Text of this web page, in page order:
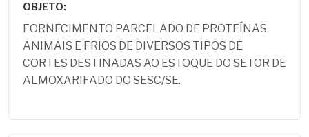
OBJETO:
FORNECIMENTO PARCELADO DE PROTEÍNAS
ANIMAIS E FRIOS DE DIVERSOS TIPOS DE
CORTES DESTINADAS AO ESTOQUE DO SETOR DE
ALMOXARIFADO DO SESC/SE.